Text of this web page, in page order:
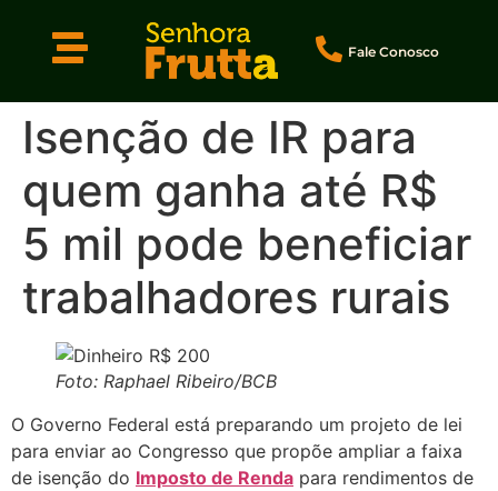
Fale Conosco
Isenção de IR para
quem ganha até R$
5 mil pode beneficiar
trabalhadores rurais
Foto: Raphael Ribeiro/BCB
O Governo Federal está preparando um projeto de lei
para enviar ao Congresso que propõe ampliar a faixa
de isenção do Imposto de Renda para rendimentos de